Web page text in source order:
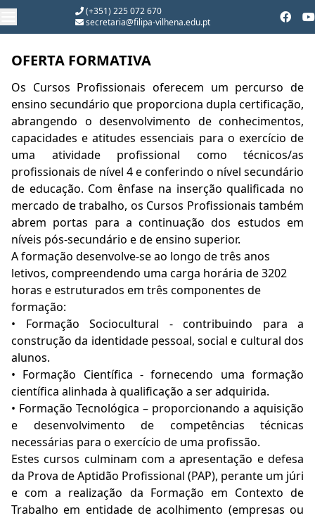
(+351) 225 072 670
secretaria@filipa-vilhena.edu.pt
OFERTA FORMATIVA
Os Cursos Profissionais oferecem um percurso de
ensino secundário que proporciona dupla certificação,
abrangendo o desenvolvimento de conhecimentos,
capacidades e atitudes essenciais para o exercício de
uma atividade profissional como técnicos/as
profissionais de nível 4 e conferindo o nível secundário
de educação. Com ênfase na inserção qualificada no
mercado de trabalho, os Cursos Profissionais também
abrem portas para a continuação dos estudos em
níveis pós-secundário e de ensino superior.
A formação desenvolve-se ao longo de três anos
letivos, compreendendo uma carga horária de 3202
horas e estruturados em três componentes de
formação:
• Formação Sociocultural - contribuindo para a
construção da identidade pessoal, social e cultural dos
alunos.
• Formação Científica - fornecendo uma formação
científica alinhada à qualificação a ser adquirida.
• Formação Tecnológica – proporcionando a aquisição
e desenvolvimento de competências técnicas
necessárias para o exercício de uma profissão.
Estes cursos culminam com a apresentação e defesa
da Prova de Aptidão Profissional (PAP), perante um júri
e com a realização da Formação em Contexto de
Trabalho em entidade de acolhimento (empresas ou